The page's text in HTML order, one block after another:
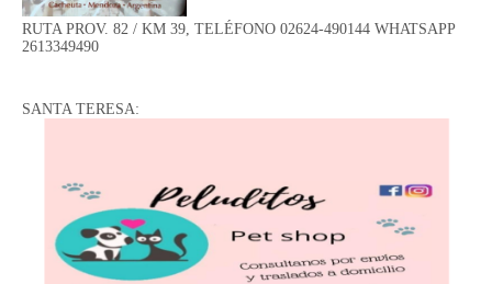
RUTA PROV. 82 / KM 39, TELÉFONO 02624-490144 WHATSAPP
2613349490
SANTA TERESA: